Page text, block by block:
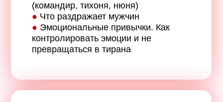
(командир, тихоня, нюня)
● Что раздражает мужчин
● Эмоциональные привычки. Как
контролировать эмоции и не
превращаться в тирана